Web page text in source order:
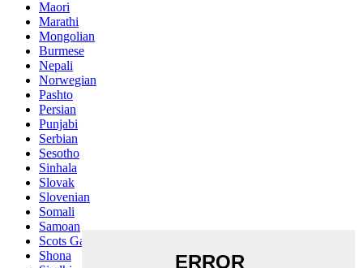
Maori
Marathi
Mongolian
Burmese
Nepali
Norwegian
Pashto
Persian
Punjabi
Serbian
Sesotho
Sinhala
Slovak
Slovenian
Somali
Samoan
Scots Gaelic
Shona